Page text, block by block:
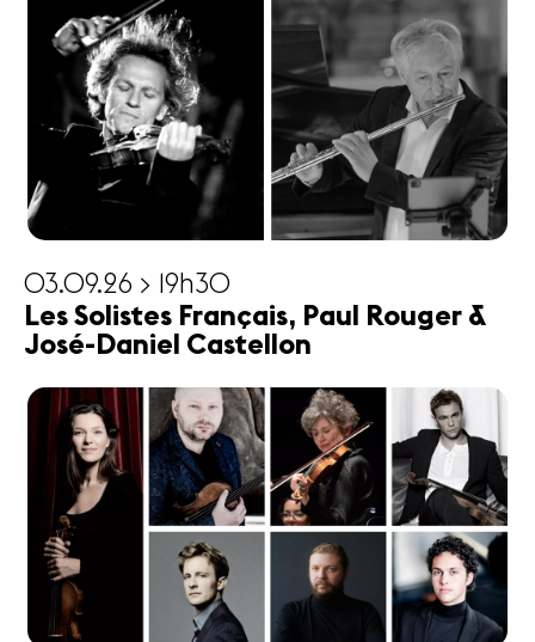
03.09.26 > 19h30
Les Solistes Français, Paul Rouger &
José-Daniel Castellon